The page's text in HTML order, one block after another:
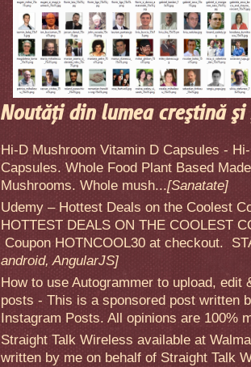
Noutăţi din lumea creştină
Hi-D Mushroom Vitamin D Capsules -
Capsules. Whole Food Plant Based
Mushrooms. Whole mush...[Sanatate]
Udemy – Hottest Deals on the Coolest
HOTTEST DEALS ON THE COOLEST
Coupon HOTNCOOL30 at checkout.
android, AngularJS]
How to use Autogrammer to upload, edit
posts - This is a sponsored post written
Instagram Posts. All opinions are 100%
Straight Talk Wireless available at
written by me on behalf of Straight Talk